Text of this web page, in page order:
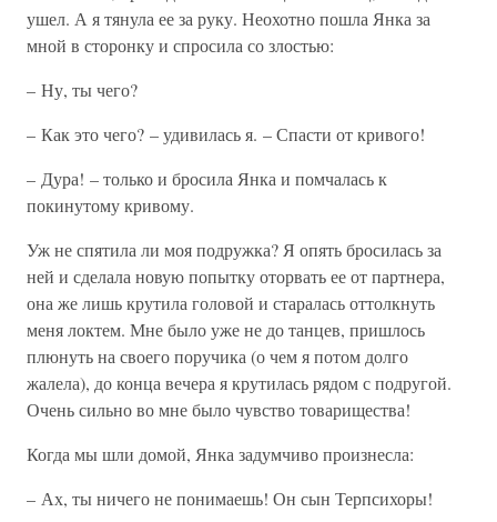
ушел. А я тянула ее за руку. Неохотно пошла Янка за
мной в сторонку и спросила со злостью:
– Ну, ты чего?
– Как это чего? – удивилась я. – Спасти от кривого!
– Дура! – только и бросила Янка и помчалась к
покинутому кривому.
Уж не спятила ли моя подружка? Я опять бросилась за
ней и сделала новую попытку оторвать ее от партнера,
она же лишь крутила головой и старалась оттолкнуть
меня локтем. Мне было уже не до танцев, пришлось
плюнуть на своего поручика (о чем я потом долго
жалела), до конца вечера я крутилась рядом с подругой.
Очень сильно во мне было чувство товарищества!
Когда мы шли домой, Янка задумчиво произнесла:
– Ах, ты ничего не понимаешь! Он сын Терпсихоры!